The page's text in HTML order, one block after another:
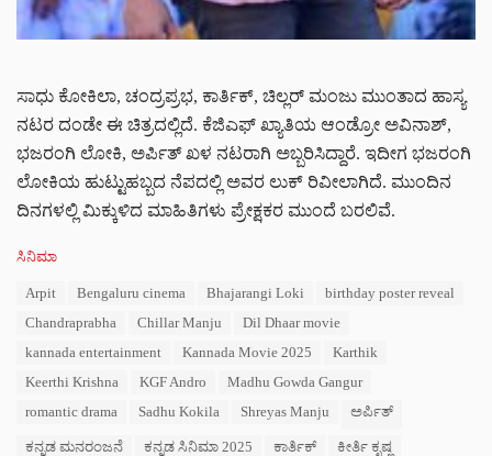
ಸಾಧು ಕೋಕಿಲಾ, ಚಂದ್ರಪ್ರಭ, ಕಾರ್ತಿಕ್, ಚಿಲ್ಲರ್ ಮಂಜು ಮುಂತಾದ ಹಾಸ್ಯ
ನಟರ ದಂಡೇ ಈ ಚಿತ್ರದಲ್ಲಿದೆ. ಕೆಜಿಎಫ್ ಖ್ಯಾತಿಯ ಆಂಡ್ರೋ ಅವಿನಾಶ್,
ಭಜರಂಗಿ ಲೋಕಿ, ಅರ್ಪಿತ್ ಖಳ ನಟರಾಗಿ ಅಬ್ಬರಿಸಿದ್ದಾರೆ. ಇದೀಗ ಭಜರಂಗಿ
ಲೋಕಿಯ ಹುಟ್ಟುಹಬ್ಬದ ನೆಪದಲ್ಲಿ ಅವರ ಲುಕ್ ರಿವೀಲಾಗಿದೆ. ಮುಂದಿನ
ದಿನಗಳಲ್ಲಿ ಮಿಕ್ಕುಳಿದ ಮಾಹಿತಿಗಳು ಪ್ರೇಕ್ಷಕರ ಮುಂದೆ ಬರಲಿವೆ.
C
ಸಿನಿಮಾ
Arpit Bengaluru cinema Bhajarangi Loki
birthday poster reveal
Chandraprabha
Chillar Manju
Dil Dhaar movie
kannada entertainment
Kannada Movie 2025
Karthik
Keerthi Krishna
KGF Andro
Madhu Gowda Gangur
romantic drama
Sadhu Kokila Shreyas Manju ಅರ್ಪಿತ್
ಕನ್ನಡ ಮನರಂಜನೆ ಕನ್ನಡ ಸಿನಿಮಾ 2025 ಕಾರ್ತಿಕ್ ಕೀರ್ತಿ ಕೃಷ್ಣ